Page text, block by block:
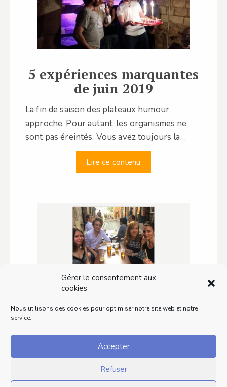
Gérer le consentement aux
cookies
Nous utilisons des cookies pour optimiser notre site web et notre
service.
Accepter
Refuser
5 expériences marquantes
de juin 2019
La fin de saison des plateaux humour
approche. Pour autant, les organismes ne
sont pas éreintés. Vous avez toujours la…
Lire ce contenu
Votre média web humour,
Le spot du rire fête déjà ses deux premières
années. C’est un nouveau palier franchi pour
votre média web humour,…